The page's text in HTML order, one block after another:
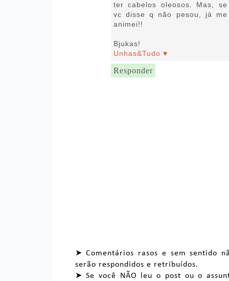
ter cabelos oleosos. Mas, se
vc disse q não pesou, já me
animei!!
Bjukas!
Unhas&Tudo ♥
Responder
➤ Comentários rasos e sem sentido
serão respondidos e retribuídos.
➤ Se você NÃO leu o post ou o